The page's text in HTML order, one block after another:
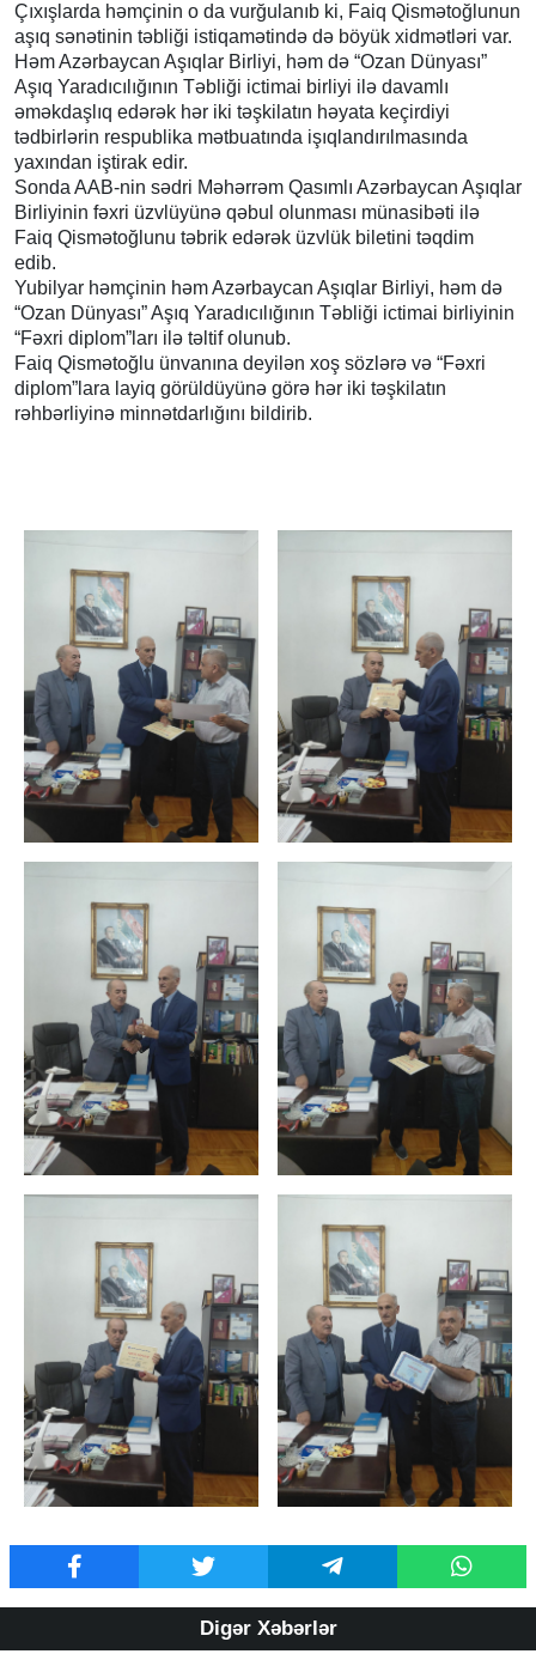
Çıxışlarda həmçinin o da vurğulanıb ki, Faiq Qismətoğlunun
aşıq sənətinin təbliği istiqamətində də böyük xidmətləri var.
Həm Azərbaycan Aşıqlar Birliyi, həm də “Ozan Dünyası”
Aşıq Yaradıcılığının Təbliği ictimai birliyi ilə davamlı
əməkdaşlıq edərək hər iki təşkilatın həyata keçirdiyi
tədbirlərin respublika mətbuatında işıqlandırılmasında
yaxından iştirak edir.
Sonda AAB-nin sədri Məhərrəm Qasımlı Azərbaycan Aşıqlar
Birliyinin fəxri üzvlüyünə qəbul olunması münasibəti ilə
Faiq Qismətoğlunu təbrik edərək üzvlük biletini təqdim
edib.
Yubilyar həmçinin həm Azərbaycan Aşıqlar Birliyi, həm də
“Ozan Dünyası” Aşıq Yaradıcılığının Təbliği ictimai birliyinin
“Fəxri diplom”ları ilə təltif olunub.
Faiq Qismətoğlu ünvanına deyilən xoş sözlərə və “Fəxri
diplom”lara layiq görüldüyünə görə hər iki təşkilatın
rəhbərliyinə minnətdarlığını bildirib.
Digər Xəbərlər